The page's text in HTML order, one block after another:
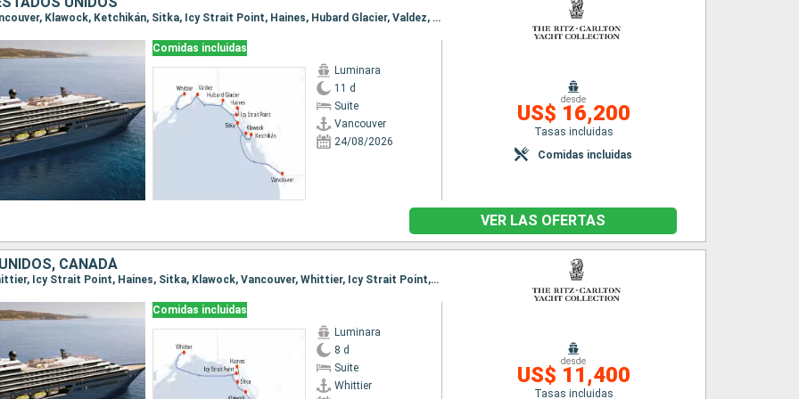
Itinerario : Vancouver, Klawock, Ketchikán, Sitka, Icy Strait Point, Haines, Hubard Glacier, Valdez, Whittier, Vancouver, Klawock, Ketchikán, Sitka, Icy Strait Point, Haines, Hubard Glacier, Valdez, Whittier
Comidas incluidas
Luminara
11 d
Suite
Vancouver
24/08/2026
desde
US$ 16,200
Tasas incluidas
Comidas incluidas
VER LAS OFERTAS
CANADÁ
Itinerario : Whittier, Icy Strait Point, Haines, Sitka, Klawock, Vancouver, Whittier, Icy Strait Point, Haines, Sitka, Klawock, Vancouver
Comidas incluidas
Luminara
8 d
Suite
Whittier
desde
US$ 11,400
Tasas incluidas